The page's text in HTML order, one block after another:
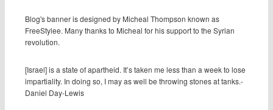
Blog's banner is designed by Micheal Thompson known as
FreeStylee. Many thanks to Micheal for his support to the Syrian
revolution.
[Israel] is a state of apartheid. It’s taken me less than a week to lose
impartiality. In doing so, I may as well be throwing stones at tanks.-
Daniel Day-Lewis